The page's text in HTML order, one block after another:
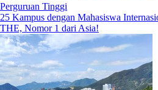
Perguruan Tinggi
25 Kampus dengan Mahasiswa
THE, Nomor 1 dari Asia!